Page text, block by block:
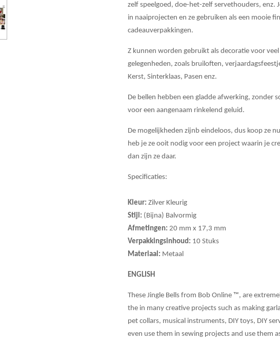
zelf speelgoed, doe-het-zelf servethouders, enz.
in naaiprojecten en ze gebruiken als een mooie
cadeauverpakkingen.
Z kunnen worden gebruikt als decoratie voor
gelegenheden, zoals bruiloften,
Kerst, Sinterklaas, Pasen enz.
De bellen hebben een gladde afwerking, zonder
voor een aangenaam rinkelend geluid.
De mogelijkheden zijnb eindeloos, dus koop ze
heb je ze ooit nodig voor een project waarin je
dan zijn ze daar.
Specificaties:
Kleur: Zilver Kleurig
Stijl: (Bijna) Balvormig
Afmetingen: 20 mm x 17,3 mm
Verpakkingsinhoud: 10 Stuks
Materiaal: Metaal
ENGLISH
These Jingle Bells from Bob Online ™, are
the in many creative projects such as making
pet collars, musical instruments, DIY toys, DIY
even use them in sewing projects and use them